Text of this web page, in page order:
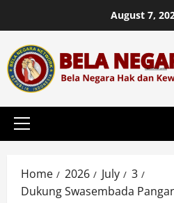
content
August 7,
Primary
Home 2026 July
3
Dukung Swasembada